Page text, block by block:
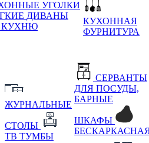
УГОЛКИ
ДИВАНЫ
КУХНЮ
КУХОННАЯ
ФУРНИТУРА
ЖУРНАЛЬНЫЕ
СТОЛЫ
ТВ ТУМБЫ
СЕРВАНТЫ
ДЛЯ ПОСУДЫ,
БАРНЫЕ
ШКАФЫ